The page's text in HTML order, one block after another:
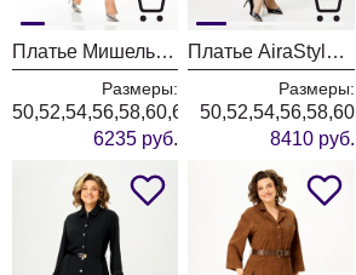
Платье Мишель Шик 2164-2 синий
Размеры:
50,52,54,56,58,60,62,64,66
6235 руб.
Платье AiraStyle 24437 капучино
Размеры:
50,52,54,56,58,60
8410 руб.